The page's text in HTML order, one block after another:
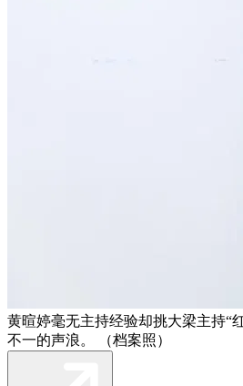
黄暄婷毫无主持经验却挑大梁主持“
不一的声浪。 （档案照）